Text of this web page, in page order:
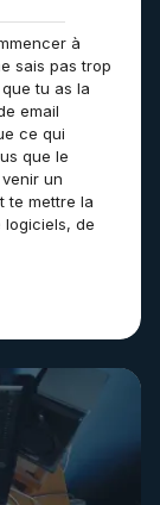
à
sais pas trop
tu as la
email
ce qui
que le
un
te mettre la
logiciels, de